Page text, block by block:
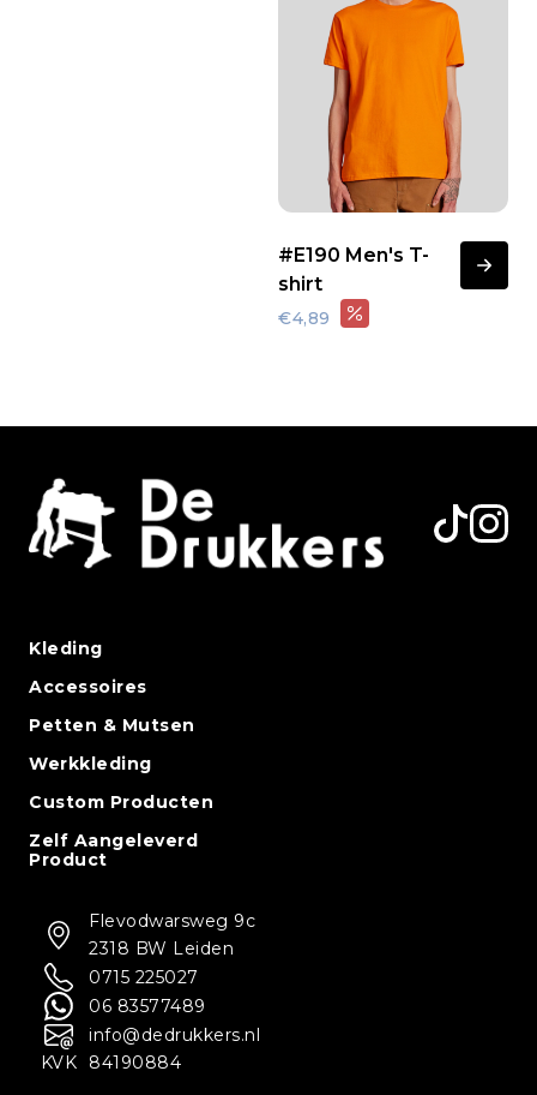
#E190 Men's T-
shirt
€4,89
Kleding
Accessoires
Petten & Mutsen
Werkkleding
Custom Producten
Zelf Aangeleverd
Product
Flevodwarsweg 9c
2318 BW Leiden
0715 225027
06 83577489
info@dedrukkers.nl
KVK
84190884